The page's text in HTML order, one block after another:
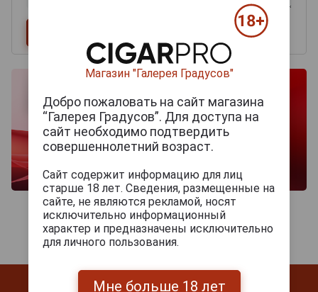
Магазин "Галерея Градусов"
Добро пожаловать на сайт магазина
“Галерея Градусов”. Для доступа на
сайт необходимо подтвердить
совершеннолетний возраст.
Сайт содержит информацию для лиц
старше 18 лет. Сведения, размещенные на
сайте, не являются рекламой, носят
исключительно информационный
характер и предназначены исключительно
для личного пользования.
Мне больше 18 лет